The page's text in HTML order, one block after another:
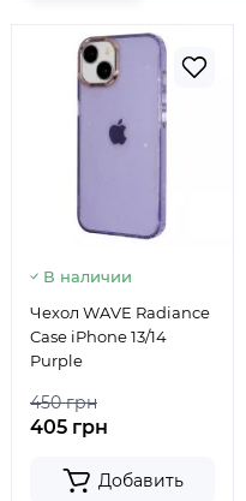
В наличии
Чехол WAVE Radiance
Case iPhone 13/14
Purple
450 грн
405 грн
Добавить